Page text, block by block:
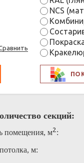
NCS
секций:
помещения, м2:
м: